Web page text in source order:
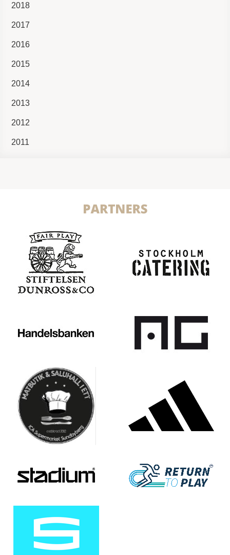
2018
2017
2016
2015
2014
2013
2012
2011